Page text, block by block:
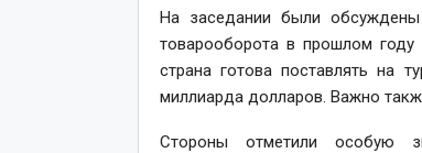
На заседании были обсуждены
товарооборота в прошлом
страна готова поставлять на
миллиарда долларов. Важно
Стороны отметили особую